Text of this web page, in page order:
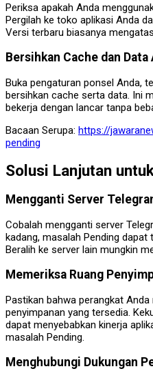
Periksa apakah Anda
Pergilah ke toko aplikasi Anda
Versi terbaru biasanya
Bersihkan Cache dan
Buka pengaturan ponsel Anda,
bersihkan cache serta data. Ini
bekerja dengan lancar tanpa
Bacaan Serupa: https://
pending
Solusi Lanjutan
Mengganti Server
Cobalah mengganti server
kadang, masalah Pending dapat
Beralih ke server lain mungkin
Memeriksa Ruang
Pastikan bahwa perangkat
penyimpanan yang tersedia.
dapat menyebabkan kinerja
masalah Pending.
Menghubungi Dukungan